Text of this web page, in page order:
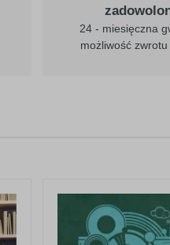
24 - miesięczna
możliwość